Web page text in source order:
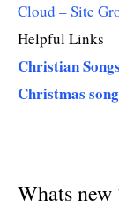
Cloud – Site
Helpful Links
Christian
Christmas
Whats new